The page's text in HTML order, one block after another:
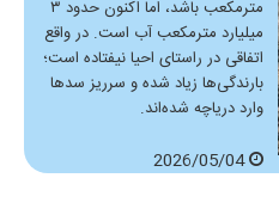
مترمکعب باشد، اما اکنون حدود ۳
میلیارد مترمکعب آب است. در واقع
اتفاقی در راستای احیا نیفتاده است؛
بارندگی‌ها زیاد شده و سرریز سدها
وارد دریاچه شده‌اند.
2026/05/04